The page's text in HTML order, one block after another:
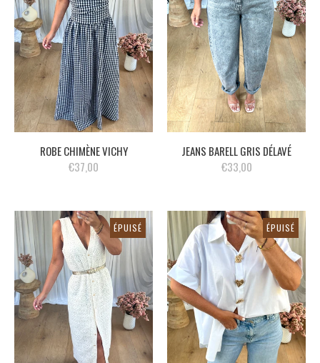
ROBE CHIMÈNE VICHY
€37,00
JEANS BARELL GRIS DÉLAVÉ
€33,00
ÉPUISÉ ÉPUISÉ